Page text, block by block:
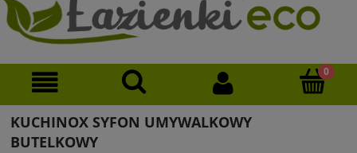
KUCHINOX SYFON UMYWALKOWY
BUTELKOWY